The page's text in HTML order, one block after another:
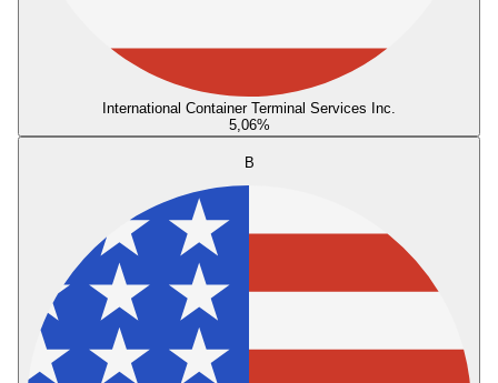
International Container Terminal Services Inc.
5,06%
B